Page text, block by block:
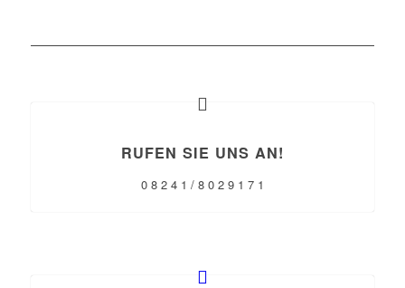
RUFEN SIE UNS AN!
0 8 2 4 1 / 8 0 2 9 1 7 1